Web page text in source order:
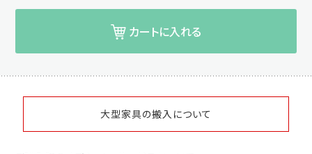
カートに入れる
大型家具の搬入について